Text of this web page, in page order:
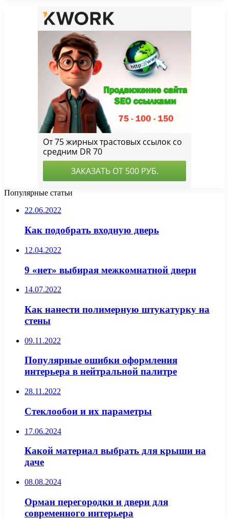
Популярные статьи
22.06.2022
Как подобрать входную дверь
12.04.2022
9 «нет» выбирая межкомнатной двери
14.07.2022
Как нанести полимерную штукатурку на
стены
09.11.2022
Популярные ошибки оформления
интерьера в нейтральной палитре
28.11.2022
Стеклообои и их параметры
17.06.2024
Какой материал выбрать для крыши на
даче
08.08.2024
Орман перегородки и двери для
современного интерьера